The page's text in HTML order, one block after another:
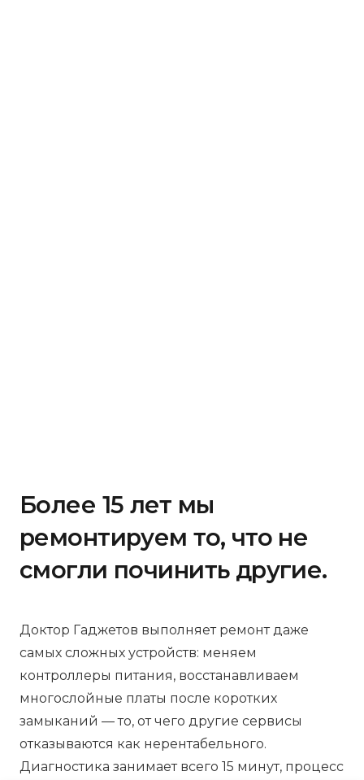
Более 15 лет мы
ремонтируем то, что не
смогли починить другие.
Доктор Гаджетов выполняет ремонт даже
самых сложных устройств: меняем
контроллеры питания, восстанавливаем
многослойные платы после коротких
замыканий — то, от чего другие сервисы
отказываются как нерентабельного.
Диагностика занимает всего 15 минут, процесс